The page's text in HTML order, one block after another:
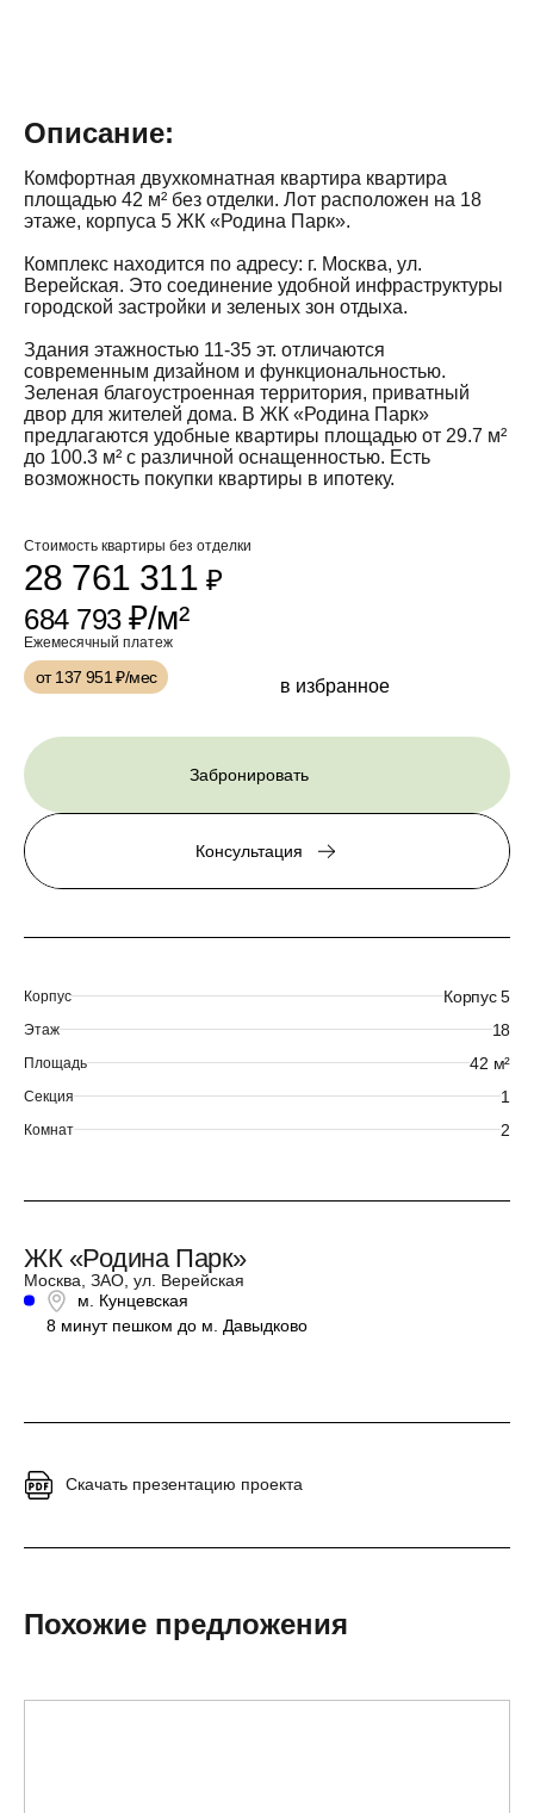
Описание:
Комфортная двухкомнатная квартира квартира
площадью 42 м² без отделки. Лот расположен на 18
этаже, корпуса 5 ЖК «Родина Парк».
Комплекс находится по адресу: г. Москва, ул.
Верейская. Это соединение удобной инфраструктуры
городской застройки и зеленых зон отдыха.
Здания этажностью 11-35 эт. отличаются
современным дизайном и функциональностью.
Зеленая благоустроенная территория, приватный
двор для жителей дома. В ЖК «Родина Парк»
предлагаются удобные квартиры площадью от 29.7 м²
до 100.3 м² с различной оснащенностью. Есть
возможность покупки квартиры в ипотеку.
Стоимость квартиры без отделки
28 761 311₽
684 793₽/м²
Ежемесячный платеж
от 137 951₽/мес в избранное
Забронировать
Консультация
Корпус Корпус 5
Этаж 18
Площадь 42 м²
Секция 1
Комнат 2
ЖК «Родина Парк»
Москва, ЗАО, ул. Верейская
м. Кунцевская
8 минут пешком до м. Давыдково
Скачать презентацию проекта
Похожие предложения